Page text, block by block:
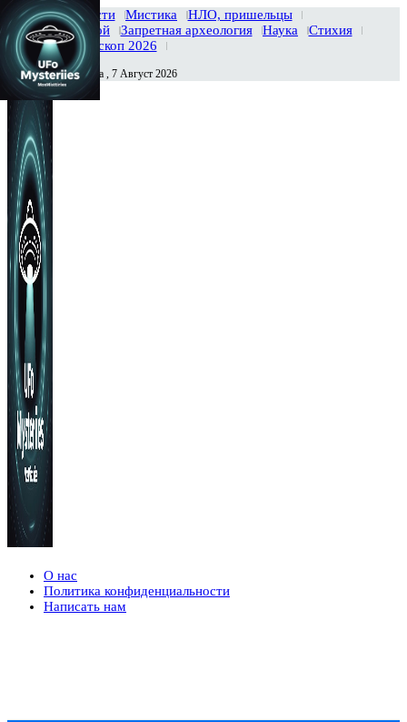
Главная Новости Мистика
НЛО, пришельцы
Тайны вселенной
Запретная археология Наука
Стихия
История
Гороскоп 2026
Сегодня Пятница , 7 Август 2026
О нас
Политика конфиденциальности
Написать нам